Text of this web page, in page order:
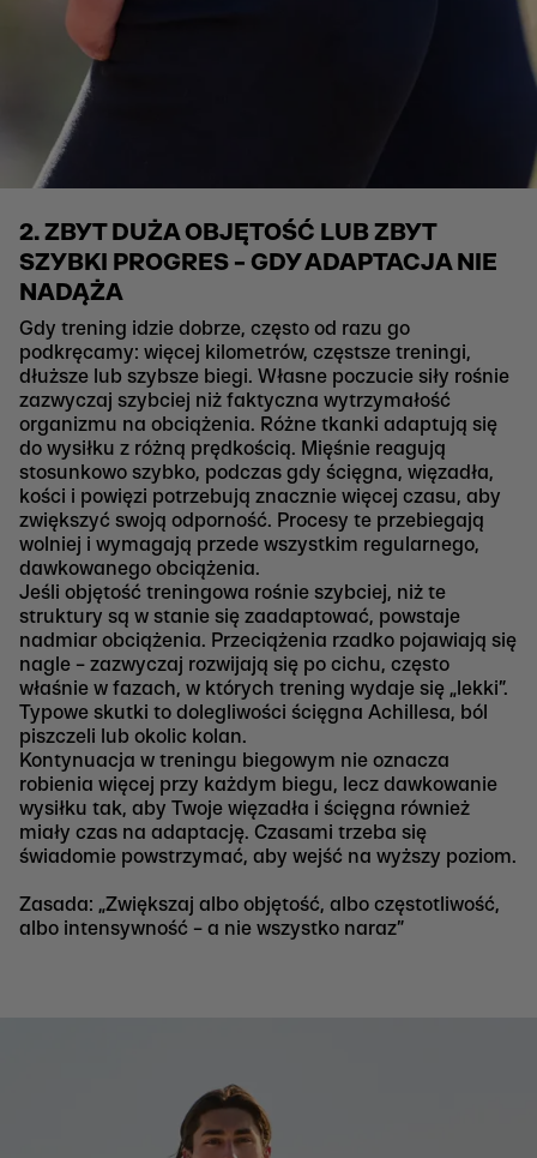
2. ZBYT DUŻA OBJĘTOŚĆ LUB ZBYT
SZYBKI PROGRES – GDY ADAPTACJA NIE
NADĄŻA
Gdy trening idzie dobrze, często od razu go
podkręcamy: więcej kilometrów, częstsze treningi,
dłuższe lub szybsze biegi. Własne poczucie siły rośnie
zazwyczaj szybciej niż faktyczna wytrzymałość
organizmu na obciążenia. Różne tkanki adaptują się
do wysiłku z różną prędkością. Mięśnie reagują
stosunkowo szybko, podczas gdy ścięgna, więzadła,
kości i powięzi potrzebują znacznie więcej czasu, aby
zwiększyć swoją odporność. Procesy te przebiegają
wolniej i wymagają przede wszystkim regularnego,
dawkowanego obciążenia.
Jeśli objętość treningowa rośnie szybciej, niż te
struktury są w stanie się zaadaptować, powstaje
nadmiar obciążenia. Przeciążenia rzadko pojawiają się
nagle – zazwyczaj rozwijają się po cichu, często
właśnie w fazach, w których trening wydaje się „lekki”.
Typowe skutki to dolegliwości ścięgna Achillesa, ból
piszczeli lub okolic kolan.
Kontynuacja w treningu biegowym nie oznacza
robienia więcej przy każdym biegu, lecz dawkowanie
wysiłku tak, aby Twoje więzadła i ścięgna również
miały czas na adaptację. Czasami trzeba się
świadomie powstrzymać, aby wejść na wyższy poziom.
Zasada: „Zwiększaj albo objętość, albo częstotliwość,
albo intensywność – a nie wszystko naraz”